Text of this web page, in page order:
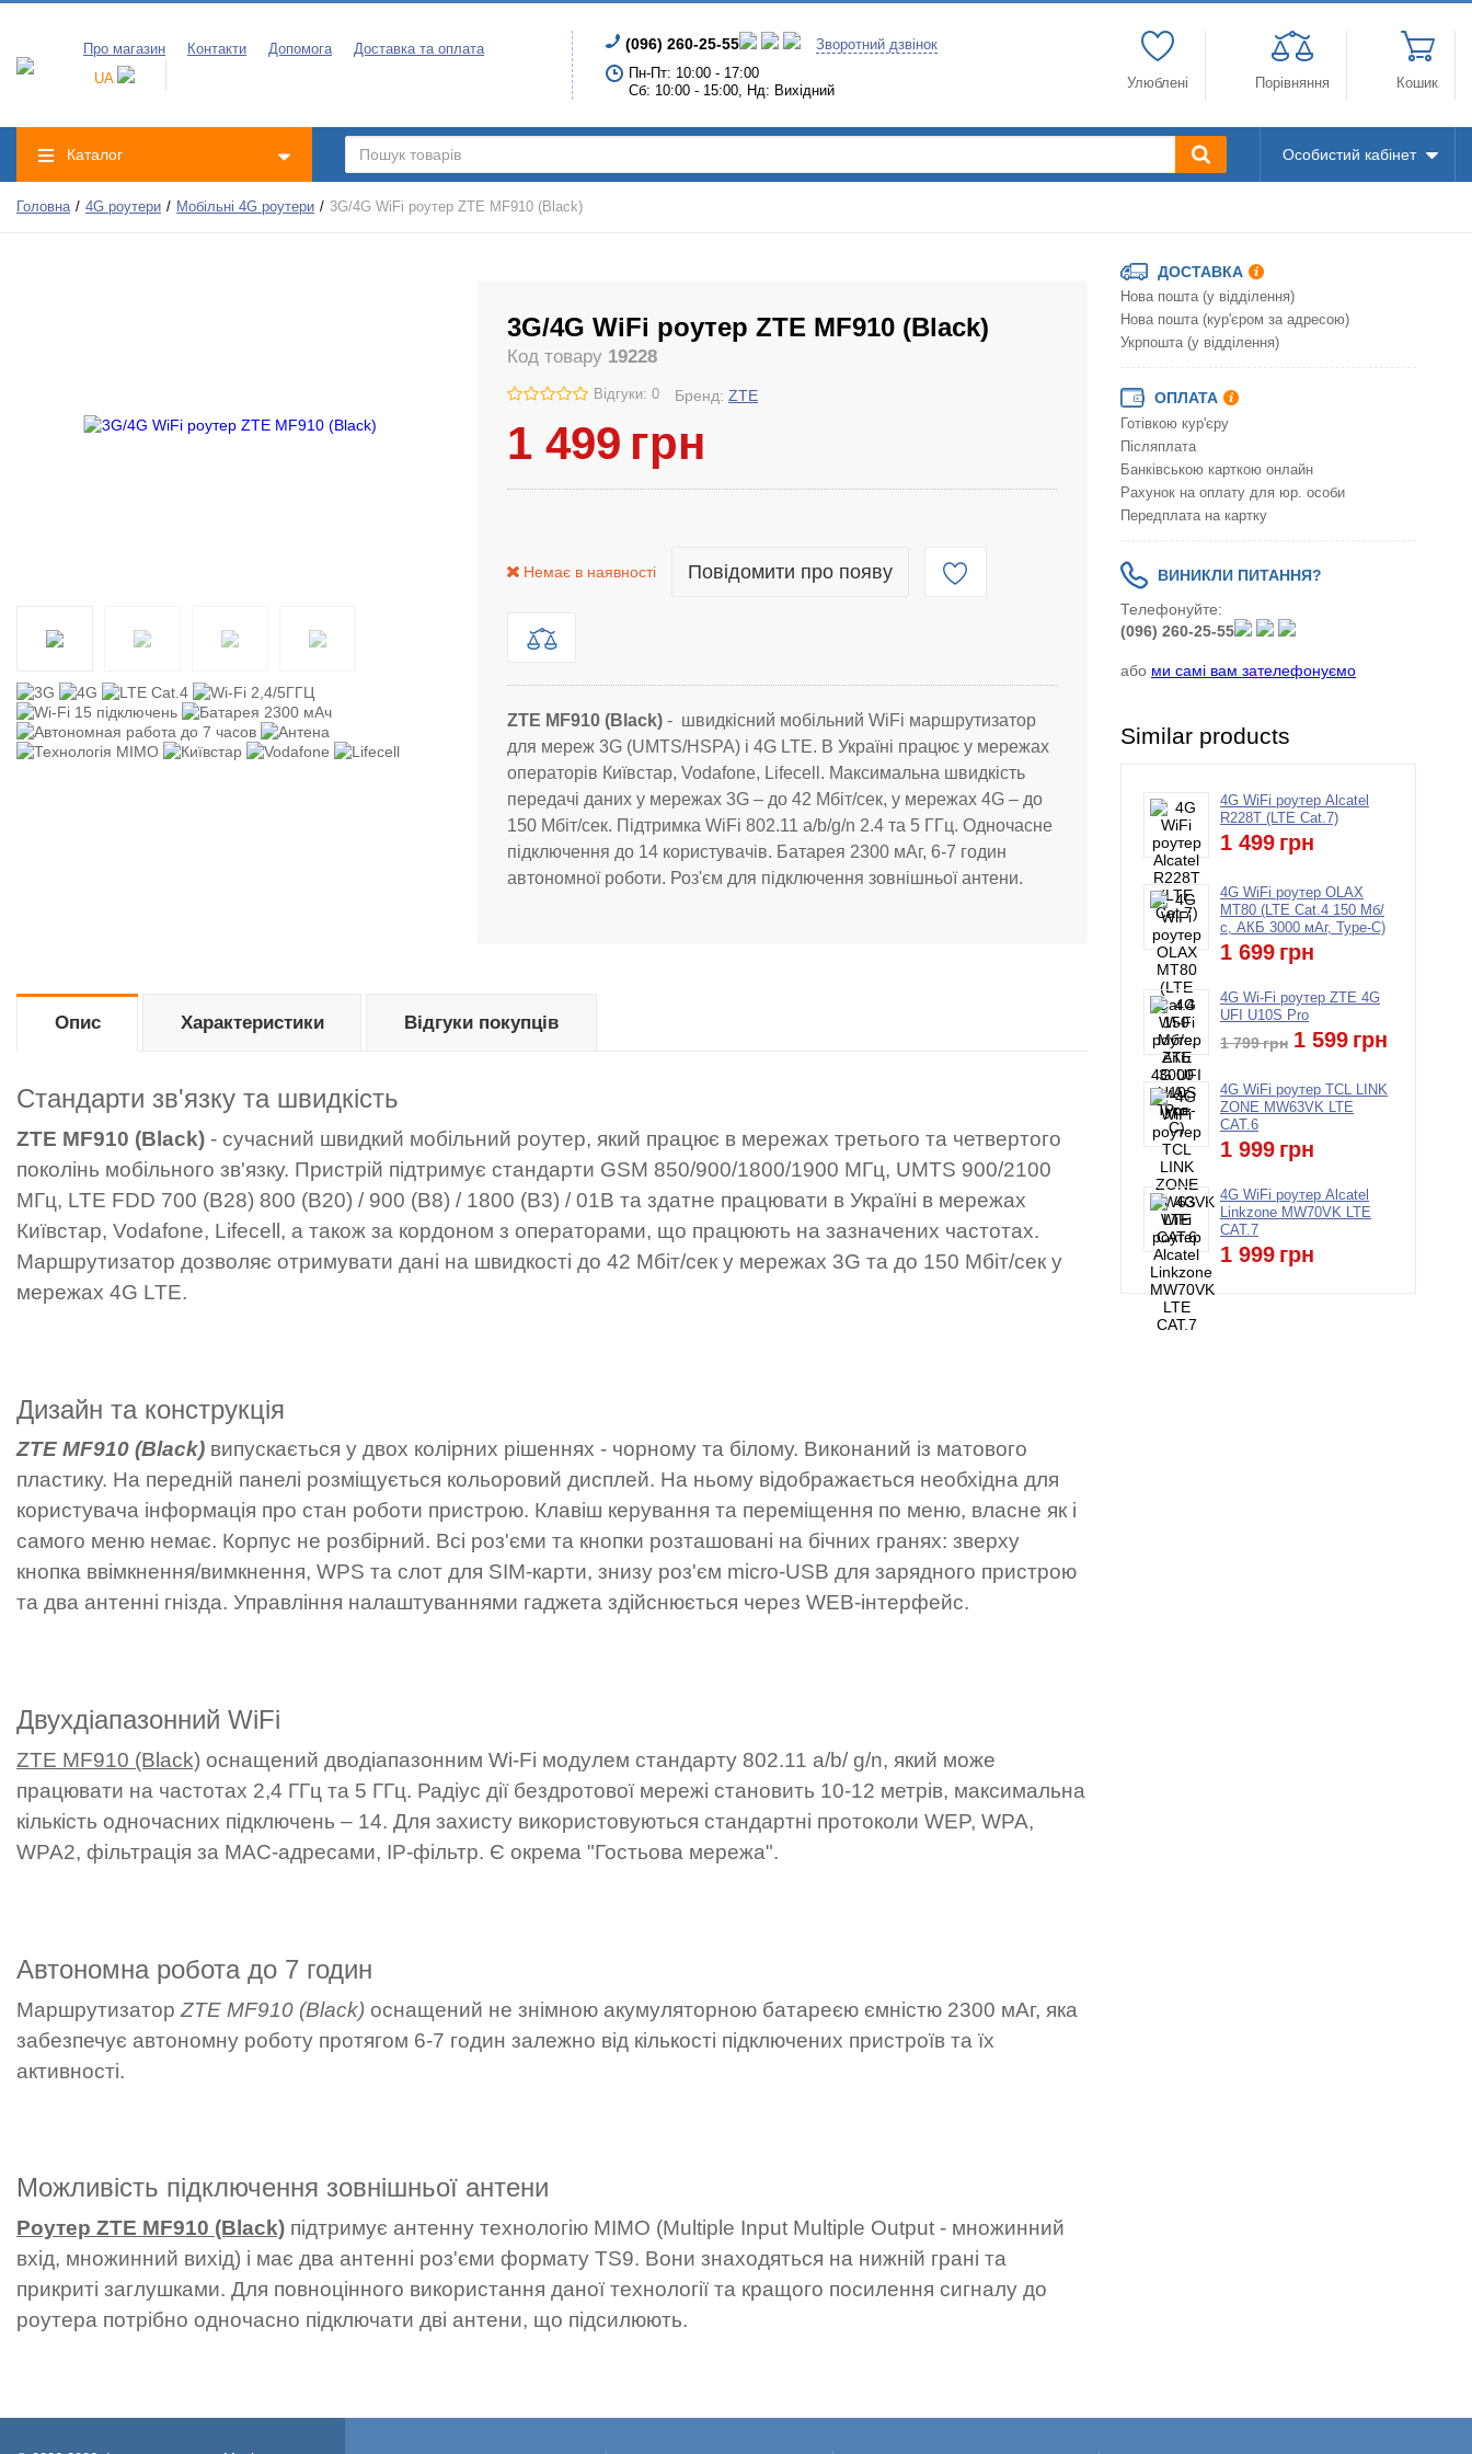
Про магазин Контакти Допомога
Доставка та оплата
UA
(096) 260-25-55
Зворотний дзвінок
Пн-Пт: 10:00 - 17:00
Сб: 10:00 - 15:00, Нд: Вихідний
Улюблені Порівняння Кошик
Каталог Особистий кабінет
Головна 4G роутери Мобільні 4G роутери 3G/4G WiFi роутер ZTE MF910 (Black)
3G/4G WiFi роутер ZTE MF910 (Black)
Код товару 19228
Відгуки: 0 Бренд: ZTE
1 499 грн
Немає в наявності Повідомити про появу
ZTE MF910 (Black) - швидкісний мобільний WiFi маршрутизатор
для мереж 3G (UMTS/HSPA) і 4G LTE. В Україні працює у мережах
операторів Київстар, Vodafone, Lifecell. Максимальна швидкість
передачі даних у мережах 3G – до 42 Мбіт/сек, у мережах 4G – до
150 Мбіт/сек. Підтримка WiFi 802.11 a/b/g/n 2.4 та 5 ГГц. Одночасне
підключення до 14 користувачів. Батарея 2300 мАг, 6-7 годин
автономної роботи. Роз'єм для підключення зовнішньої антени.
Опис
Стандарти зв'язку та швидкість
ZTE MF910 (Black) - сучасний швидкий мобільний роутер, який працює в мережах третього та четвертого
поколінь мобільного зв'язку. Пристрій підтримує стандарти GSM 850/900/1800/1900 МГц, UMTS 900/2100
МГц, LTE FDD 700 (B28) 800 (B20) / 900 (B8) / 1800 (B3) / 01B та здатне працювати в Україні в мережах
Київстар, Vodafone, Lifecell, а також за кордоном з операторами, що працюють на зазначених частотах.
Маршрутизатор дозволяє отримувати дані на швидкості до 42 Мбіт/сек у мережах 3G та до 150 Мбіт/сек у
мережах 4G LTE.
Дизайн та конструкція
ZTE MF910 (Black) випускається у двох колірних рішеннях - чорному та білому. Виконаний із матового
пластику. На передній панелі розміщується кольоровий дисплей. На ньому відображається необхідна для
користувача інформація про стан роботи пристрою. Клавіш керування та переміщення по меню, власне як і
самого меню немає. Корпус не розбірний. Всі роз'єми та кнопки розташовані на бічних гранях: зверху
кнопка ввімкнення/вимкнення, WPS та слот для SIM-карти, знизу роз'єм micro-USB для зарядного пристрою
та два антенні гнізда. Управління налаштуваннями гаджета здійснюється через WEB-інтерфейс.
Двухдіапазонний WiFi
ZTE MF910 (Black) оснащений дводіапазонним Wi-Fi модулем стандарту 802.11 a/b/ g/n, який може
працювати на частотах 2,4 ГГц та 5 ГГц. Радіус дії бездротової мережі становить 10-12 метрів, максимальна
кількість одночасних підключень – 14. Для захисту використовуються стандартні протоколи WEP, WPA,
WPA2, фільтрація за MAC-адресами, IP-фільтр. Є окрема "Гостьова мережа".
Автономна робота до 7 годин
Маршрутизатор ZTE MF910 (Black) оснащений не знімною акумуляторною батареєю ємністю 2300 мАг, яка
забезпечує автономну роботу протягом 6-7 годин залежно від кількості підключених пристроїв та їх
активності.
Можливість підключення зовнішньої антени
Роутер ZTE MF910 (Black) підтримує антенну технологію MIMO (Multiple Input Multiple Output - множинний
вхід, множинний вихід) і має два антенні роз'єми формату TS9. Вони знаходяться на нижній грані та
прикриті заглушками. Для повноцінного використання даної технології та кращого посилення сигналу до
роутера потрібно одночасно підключати дві антени, що підсилюють.
Характеристики Відгуки покупців
ДОСТАВКА
Нова пошта (у відділення)
Нова пошта (кур'єром за адресою)
Укрпошта (у відділення)
ОПЛАТА
Готівкою кур'єру
Післяплата
Банківською карткою онлайн
Рахунок на оплату для юр. особи
Передплата на картку
ВИНИКЛИ ПИТАННЯ?
Телефонуйте:
(096) 260-25-55
або ми самі вам зателефонуємо
Similar products
4G WiFi роутер Alcatel
R228T (LTE Cat.7)
1 499 грн
4G WiFi роутер OLAX
MT80 (LTE Cat.4 150 Мб/
с, АКБ 3000 мАг, Type-C)
1 699 грн
4G Wi-Fi роутер ZTE 4G
UFI U10S Pro
1 799грн 1 599 грн
4G WiFi роутер TCL LINK
ZONE MW63VK LTE
CAT.6
1 999 грн
4G WiFi роутер Alcatel
Linkzone MW70VK LTE
CAT.7
1 999 грн